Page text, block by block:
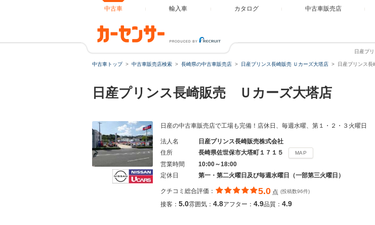
中古車 輸入車 カタログ 中古車販売店
日産プ
中古車トップ 中古車販売店検索 長崎県の中古車販売店 日産プリンス長崎販売 Ｕカーズ大塔店 日産プリンス長
日産プリンス長崎販売 Ｕカーズ大塔店
日産の中古車販売店で工場も完備！店休日、毎週水曜、第１・２・３火曜日
法人名
日産プリンス長崎販売株式会社
住所
長崎県佐世保市大塔町１７１５ MAP
営業時間
10:00～18:00
定休日
第一・第二火曜日及び毎週水曜日（一部第三火曜日）
クチコミ総合評価： 5.0 点 (投稿数96件)
接客： 5.0雰囲気： 4.8アフター： 4.9品質： 4.9